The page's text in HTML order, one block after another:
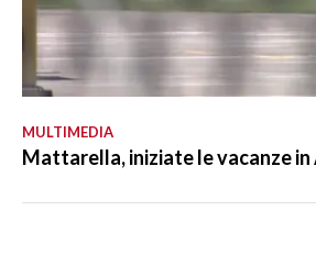
MULTIMEDIA
Mattarella, iniziate le vacanze